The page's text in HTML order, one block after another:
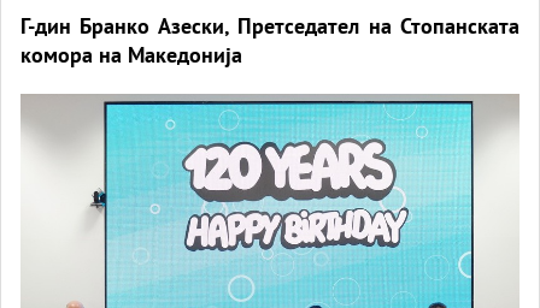
Г-дин Бранко Азески, Претседател на Стопанската
комора на Македонија